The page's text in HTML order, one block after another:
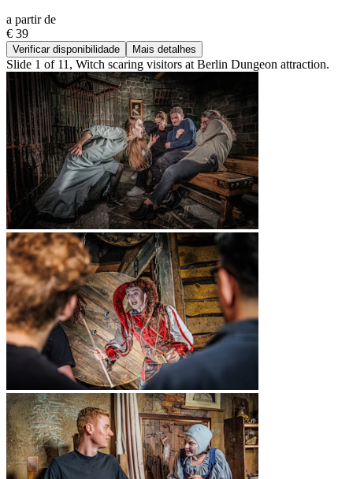
a partir de
€ 39
Verificar disponibilidade Mais detalhes
Slide 1 of 11, Witch scaring visitors at Berlin Dungeon attraction.